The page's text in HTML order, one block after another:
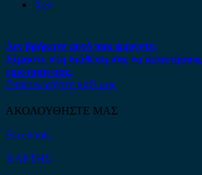
Xev
Δεν βρήκατε αυτό που ψάχνετε;
Είμαστε στη διάθεση σας να
ερώτηση σας.
Επικοινωνήστε μαζί μας
ΑΚΟΛΟΥΘΗΣΤΕ ΜΑΣ
Facebook
ΧΑΡΤΗΣ